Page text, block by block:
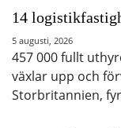
14
5 augusti, 2026
457 000 fullt
växlar upp och
Storbritannien,